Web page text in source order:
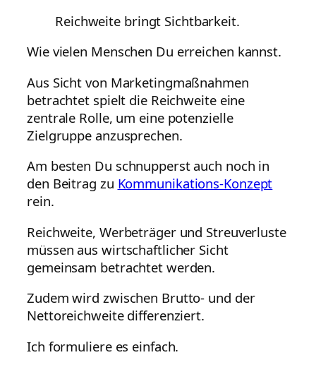
Reichweite bringt Sichtbarkeit.
Wie vielen Menschen Du erreichen kannst.
Aus Sicht von Marketingmaßnahmen
betrachtet spielt die Reichweite eine
zentrale Rolle, um eine potenzielle
Zielgruppe anzusprechen.
Am besten Du schnupperst auch noch in
den Beitrag zu Kommunikations-Konzept
rein.
Reichweite, Werbeträger und Streuverluste
müssen aus wirtschaftlicher Sicht
gemeinsam betrachtet werden.
Zudem wird zwischen Brutto- und der
Nettoreichweite differenziert.
Ich formuliere es einfach.